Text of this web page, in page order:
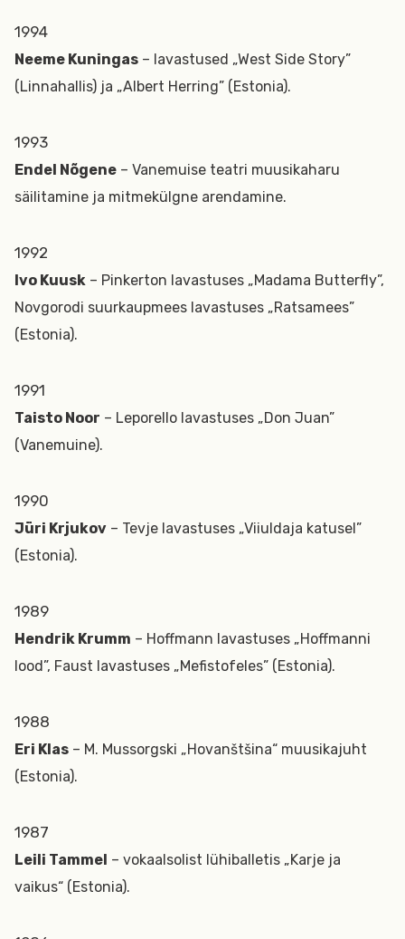
1994
Neeme Kuningas – lavastused „West Side Story”
(Linnahallis) ja „Albert Herring” (Estonia).
1993
Endel Nõgene – Vanemuise teatri muusikaharu
säilitamine ja mitmekülgne arendamine.
1992
Ivo Kuusk – Pinkerton lavastuses „Madama Butterfly”,
Novgorodi suurkaupmees lavastuses „Ratsamees”
(Estonia).
1991
Taisto Noor – Leporello lavastuses „Don Juan”
(Vanemuine).
1990
Jüri Krjukov – Tevje lavastuses „Viiuldaja katusel”
(Estonia).
1989
Hendrik Krumm – Hoffmann lavastuses „Hoffmanni
lood”, Faust lavastuses „Mefistofeles” (Estonia).
1988
Eri Klas – M. Mussorgski „Hovanštšina“ muusikajuht
(Estonia).
1987
Leili Tammel – vokaalsolist lühiballetis „Karje ja
vaikus“ (Estonia).